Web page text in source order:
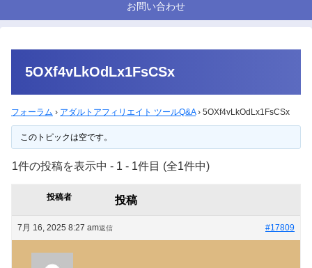
お問い合わせ
5OXf4vLkOdLx1FsCSx
フォーラム › アダルトアフィリエイト ツールQ&A › 5OXf4vLkOdLx1FsCSx
このトピックは空です。
1件の投稿を表示中 - 1 - 1件目 (全1件中)
投稿者 投稿
7月 16, 2025 8:27 am #17809
返信